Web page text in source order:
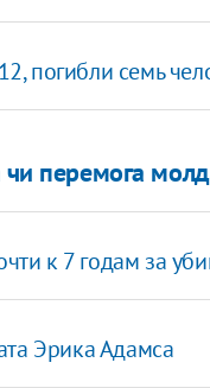
погибли семь
перемога
к 7 годам за
Эрика Адамса